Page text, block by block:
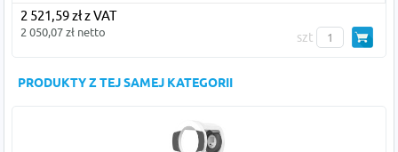
2 521,59 zł z VAT
2 050,07 zł netto szt
PRODUKTY Z TEJ SAMEJ KATEGORII